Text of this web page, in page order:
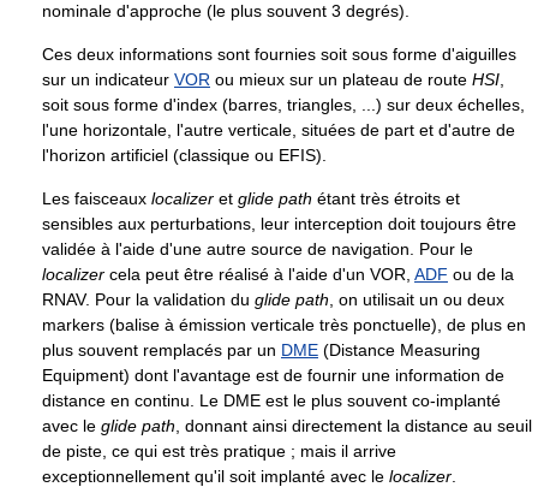
nominale d'approche (le plus souvent 3 degrés).
Ces deux informations sont fournies soit sous forme d'aiguilles
sur un indicateur VOR ou mieux sur un plateau de route HSI
soit sous forme d'index (barres, triangles, ...) sur deux échelles,
l'une horizontale, l'autre verticale, situées de part et d'autre de
l'horizon artificiel (classique ou EFIS).
Les faisceaux localizer et glide path étant très étroits et
sensibles aux perturbations, leur interception doit toujours être
validée à l'aide d'une autre source de navigation. Pour le
localizer cela peut être réalisé à l'aide d'un VOR, ADF ou de la
RNAV. Pour la validation du glide path , on utilisait un ou deux
markers (balise à émission verticale très ponctuelle), de plus en
plus souvent remplacés par un DME (Distance Measuring
Equipment) dont l'avantage est de fournir une information de
distance en continu. Le DME est le plus souvent co-implanté
avec le glide path , donnant ainsi directement la distance au seuil
de piste, ce qui est très pratique ; mais il arrive
exceptionnellement qu'il soit implanté avec le localizer